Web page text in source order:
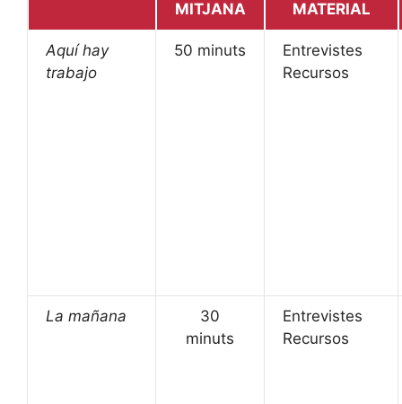
MITJANA MATERIAL
Aquí hay
trabajo
50 minuts
Entrevistes
Recursos
La mañana
30
minuts
Entrevistes
Recursos